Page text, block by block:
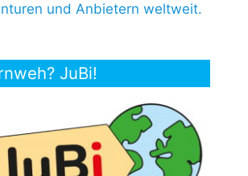
und Anbietern weltweit.
JuBi!